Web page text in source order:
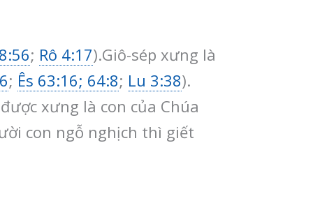
; Rô 4:17).Giô-sép xưng là
; Ês 63:16; 64:8; Lu 3:38).
xưng là con của Chúa
con ngỗ nghịch thì giết